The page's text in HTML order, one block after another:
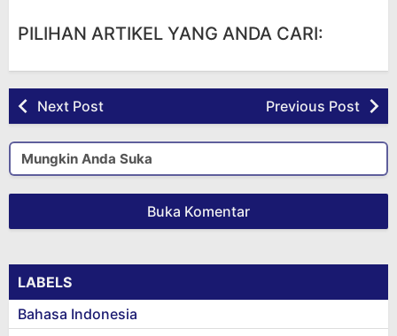
PILIHAN ARTIKEL YANG ANDA CARI:
Next Post Previous Post
Mungkin Anda Suka
Buka Komentar
LABELS
Bahasa Indonesia